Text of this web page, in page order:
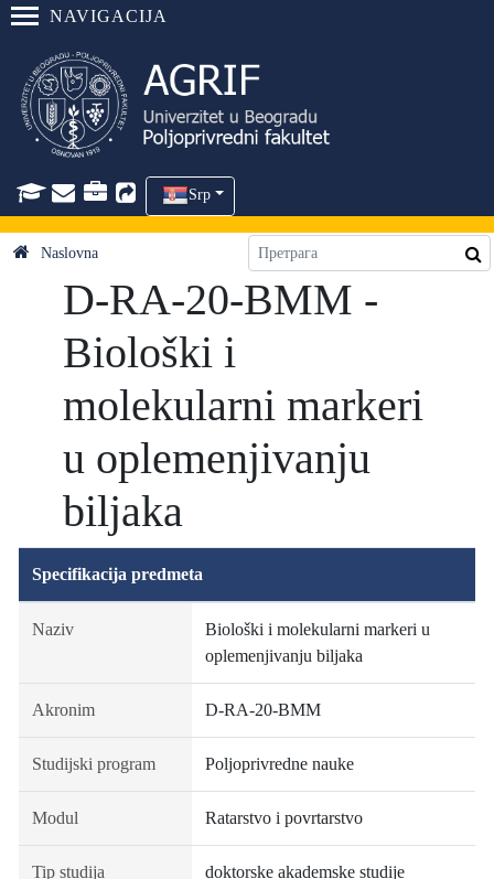
NAVIGACIJA
Srp
Naslovna
D-RA-20-BMM -
Biološki i
molekularni markeri
u oplemenjivanju
biljaka
Specifikacija predmeta
Naziv
Biološki i molekularni markeri u
oplemenjivanju biljaka
Akronim D-RA-20-BMM
Studijski program Poljoprivredne nauke
Modul Ratarstvo i povrtarstvo
Tip studija doktorske akademske studije